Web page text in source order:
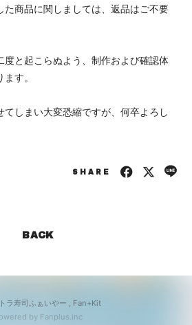
た商品に関しましては、返品はご不要
度と起こらぬよう、制作および確認体
す。
てしまい大変恐縮ですが、何卒よろし
SHARE
BACK
ラ寿司ふぁいやー , Fan+Kit
by Fanplus.inc